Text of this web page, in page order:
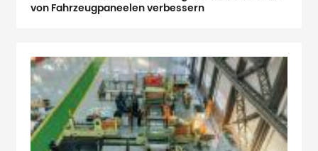
von Fahrzeugpaneelen verbessern